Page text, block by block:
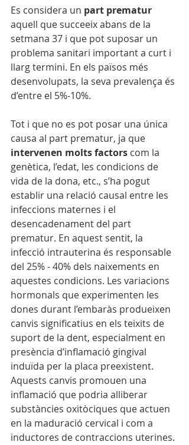
Es considera un part prematur
aquell que succeeix abans de la
setmana 37 i que pot suposar un
problema sanitari important a curt i
llarg termini. En els països més
desenvolupats, la seva prevalença és
d’entre el 5%-10%.
Tot i que no es pot posar una única
causa al part prematur, ja que
intervenen molts factors com la
genètica, l’edat, les condicions de
vida de la dona, etc., s’ha pogut
establir una relació causal entre les
infeccions maternes i el
desencadenament del part
prematur. En aquest sentit, la
infecció intrauterina és responsable
del 25% - 40% dels naixements en
aquestes condicions. Les variacions
hormonals que experimenten les
dones durant l’embaràs produeixen
canvis significatius en els teixits de
suport de la dent, especialment en
presència d’inflamació gingival
induïda per la placa preexistent.
Aquests canvis promouen una
inflamació que podria alliberar
substàncies oxitòciques que actuen
en la maduració cervical i com a
inductores de contraccions uterines.